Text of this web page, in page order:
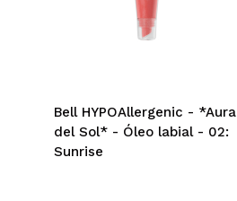
Bell HYPOAllergenic - *Aura
del Sol* - Óleo labial - 02:
Sunrise